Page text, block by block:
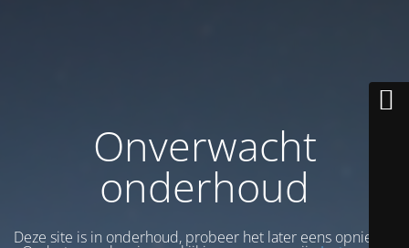
Onverwacht
onderhoud
Deze site is in onderhoud, probeer het later eens opnieuw.